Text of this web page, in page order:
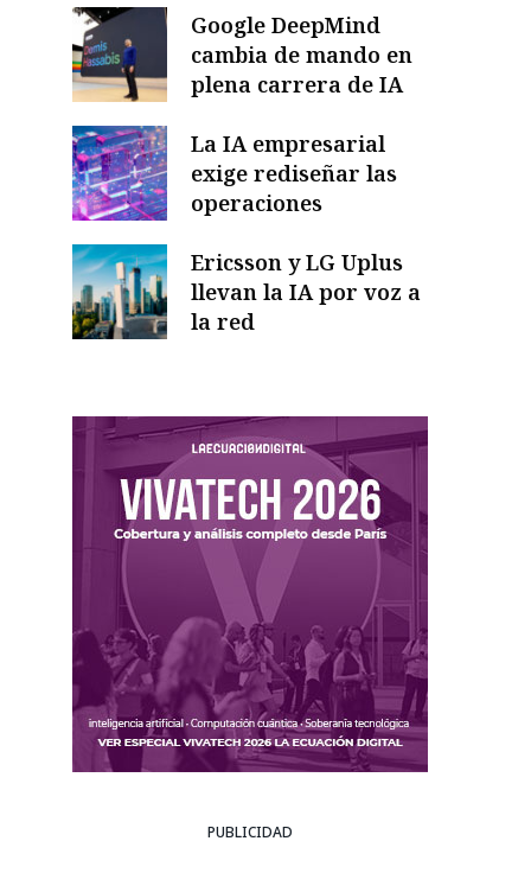
Google DeepMind
cambia de mando en
plena carrera de IA
La IA empresarial
exige rediseñar las
operaciones
Ericsson y LG Uplus
llevan la IA por voz a
la red
PUBLICIDAD